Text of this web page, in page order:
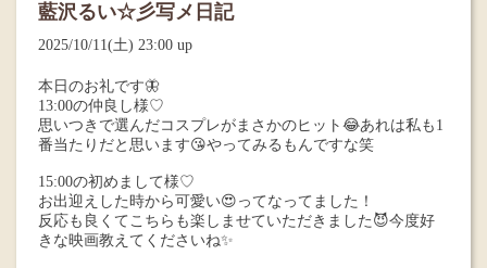
藍沢るい☆彡写メ日記
2025/10/11(土) 23:00 up
本日のお礼です🦋
13:00の仲良し様♡
思いつきで選んだコスプレがまさかのヒット😂あれは私も1
番当たりだと思います😘やってみるもんですな笑
15:00の初めまして様♡
お出迎えした時から可愛い😍ってなってました！
反応も良くてこちらも楽しませていただきました😈今度好
きな映画教えてくださいね✨